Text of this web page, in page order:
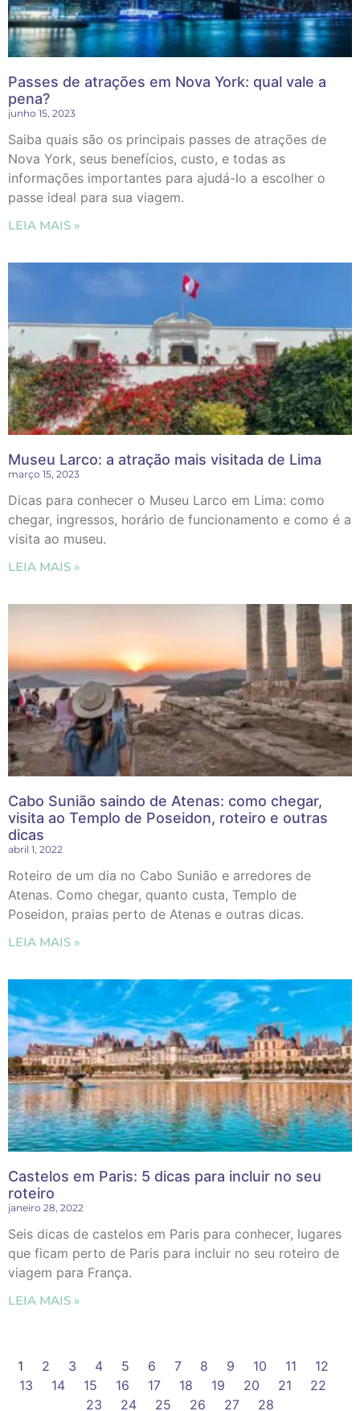
Passes de atrações em Nova York: qual vale a
pena?
junho 15, 2023
Saiba quais são os principais passes de atrações de
Nova York, seus benefícios, custo, e todas as
informações importantes para ajudá-lo a escolher o
passe ideal para sua viagem.
LEIA MAIS »
Museu Larco: a atração mais visitada de Lima
março 15, 2023
Dicas para conhecer o Museu Larco em Lima: como
chegar, ingressos, horário de funcionamento e como é a
visita ao museu.
LEIA MAIS »
Cabo Sunião saindo de Atenas: como chegar,
visita ao Templo de Poseidon, roteiro e outras
dicas
abril 1, 2022
Roteiro de um dia no Cabo Sunião e arredores de
Atenas. Como chegar, quanto custa, Templo de
Poseidon, praias perto de Atenas e outras dicas.
LEIA MAIS »
Castelos em Paris: 5 dicas para incluir no seu
roteiro
janeiro 28, 2022
Seis dicas de castelos em Paris para conhecer, lugares
que ficam perto de Paris para incluir no seu roteiro de
viagem para França.
LEIA MAIS »
1 2 3 4 5 6 7 8 9 10 11
12
13
14 15 16 17 18 19 20 21
22
23
24 25 26 27 28